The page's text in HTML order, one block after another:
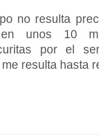
no resulta
unos 10
por el
resulta hasta